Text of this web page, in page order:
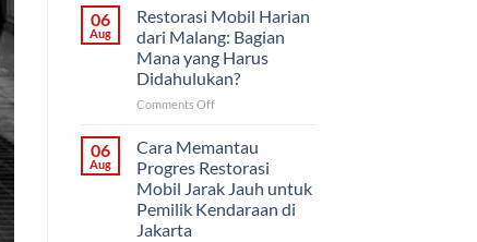
di
Solo
Ulang
Saja
atau
Restorasi
Bodi?
Cara
Mobil
Tua
dari
Malang
06
Aug
Restorasi Mobil Harian
dari Malang: Bagian
Mana yang Harus
Didahulukan?
Comments Offon
Mobil
Harian
dari
Malang:
Bagian
06
Aug
Cara Memantau
Progres Restorasi
Mobil Jarak Jauh untuk
Pemilik Kendaraan di
Jakarta